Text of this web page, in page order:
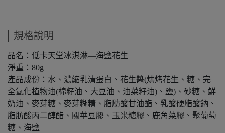
規格說明
品名：低卡天堂冰淇淋—海鹽花生
淨重：80g
產品成份：水、濃縮乳清蛋白、花生醬(烘烤花生、糖、完
全氫化植物油(棉籽油、大豆油、油菜籽油)、鹽)、砂糖、鮮
奶油、麥芽糖、麥芽糊精、脂肪酸甘油酯、乳酸硬脂酸鈉、
脂肪酸丙二醇酯、關華豆膠、玉米糖膠、鹿角菜膠、聚葡萄
糖、海鹽